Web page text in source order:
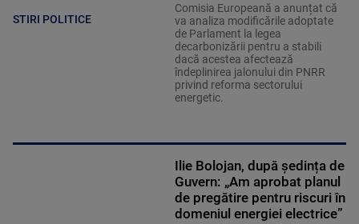
STIRI POLITICE
Comisia Europeană a anunțat că
va analiza modificările adoptate
de Parlament la legea
decarbonizării pentru a stabili
dacă acestea afectează
îndeplinirea jalonului din PNRR
privind reforma sectorului
energetic.
Ilie Bolojan, după ședința de
Guvern: „Am aprobat planul
de pregătire pentru riscuri în
domeniul energiei electrice”